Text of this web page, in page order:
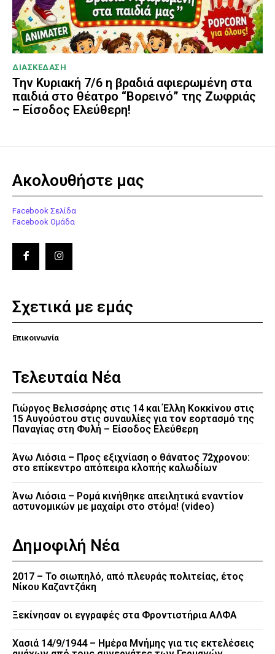
ΔΙΑΣΚΕΔΑΣΗ
Την Κυριακή 7/6 η βραδιά αφιερωμένη στα
παιδιά στο θέατρο “Βορεινό” της Ζωφριάς
– Είσοδος Ελεύθερη!
Ακολουθήστε μας
Facebook Σελίδα
Facebook Ομάδα
Σχετικά με εμάς
Επικοινωνία
Τελευταία Νέα
Γιώργος Βελισσάρης στις 14 και Έλλη Κοκκίνου στις
15 Αυγούστου στις συναυλίες για τον εορτασμό της
Παναγίας στη Φυλή – Είσοδος Ελεύθερη
Άνω Λιόσια – Προς εξιχνίαση ο θάνατος 72χρονου:
στο επίκεντρο απόπειρα κλοπής καλωδίων
Άνω Λιόσια – Ρομά κινήθηκε απειλητικά εναντίον
αστυνομικών με μαχαίρι στο στόμα! (video)
Δημοφιλή Νέα
2017 – Το σιωπηλό, από πλευράς πολιτείας, έτος
Νίκου Καζαντζάκη
Ξεκίνησαν οι εγγραφές στα Φροντιστήρια ΑΛΦΑ
Χασιά 14/9/1944 – Ημέρα Μνήμης για τις εκτελέσεις